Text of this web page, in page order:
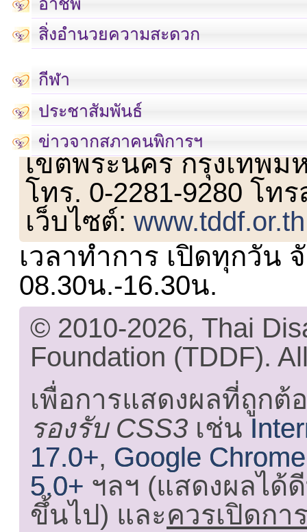
สิ่งอำนวยความสะดวก
กีฬา
ประชาสัมพันธ์
ข่าวจากสภาคนพิการฯ
เลขที่ 23 ชั้น 2 ถนนวิ
เขตพระนคร กรุงเทพม
โทร. 0-2281-9280 โท
เว็บไซต์:www.tddf.or.th
เวลาทำการ เปิดทุกวัน
08.30น.-16.30น.
© 2010-2026, Thai
Foundation (TDDF).
เพื่อการแสดงผลที่ถูกต้
รองรับ CSS3 เช่น
17.0+, Google
5.0+ ฯลฯ (แสดงผลได้
ขึ้นไป) และควรเปิดกา